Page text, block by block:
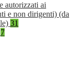
autorizzati ai
e non dirigenti) (da
31
7